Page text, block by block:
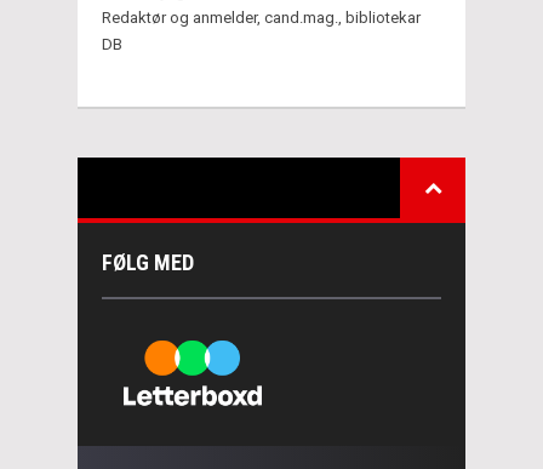
Redaktør og anmelder, cand.mag., bibliotekar
DB
FØLG MED